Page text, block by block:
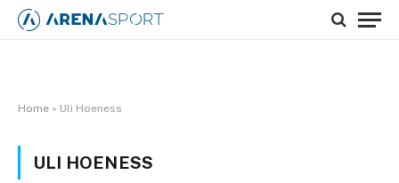
Home » Uli Hoeness
ULI HOENESS